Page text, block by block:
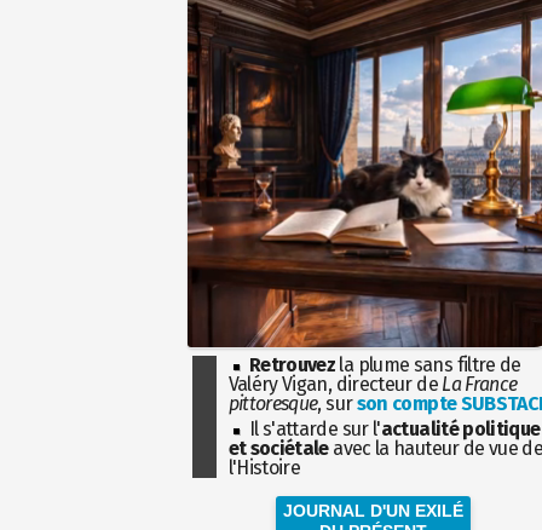
Retrouvez la plume sans filtre de
Valéry Vigan, directeur de La France
pittoresque, surson compte
Il s'attarde sur l'actualité politique
et sociétaleavec la hauteur de vue
l'Histoire
JOURNAL D'UN EXILÉ